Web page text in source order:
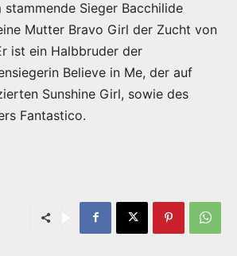
Sieger Bacchilide
Mutter Bravo Girl der Zucht von
ist ein Halbbruder der
Believe in Me, der auf
Sunshine Girl, sowie des
Fantastico.